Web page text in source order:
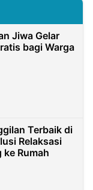
Jiwa Gelar
bagi Warga
Terbaik di
Relaksasi
Rumah